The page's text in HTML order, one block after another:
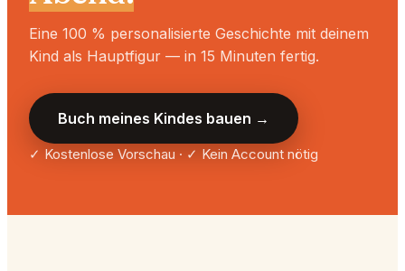
Eine 100 % personalisierte Geschichte mit deinem
Kind als Hauptfigur — in 15 Minuten fertig.
Buch meines Kindes bauen →
✓ Kostenlose Vorschau · ✓ Kein Account nötig